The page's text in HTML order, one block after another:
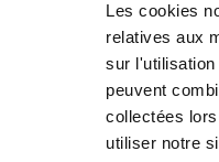
Les cookies
relatives aux
sur
peuvent
collectées
utiliser notre